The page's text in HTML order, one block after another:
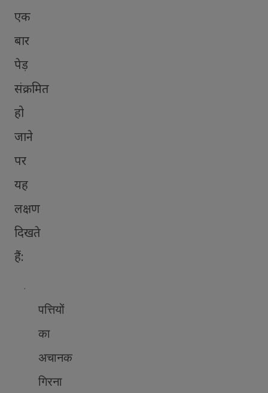
एक
बार
पेड़
संक्रमित
हो
जाने
पर
यह
लक्षण
दिखते
हैं:
·
पत्तियों
का
अचानक
गिरना